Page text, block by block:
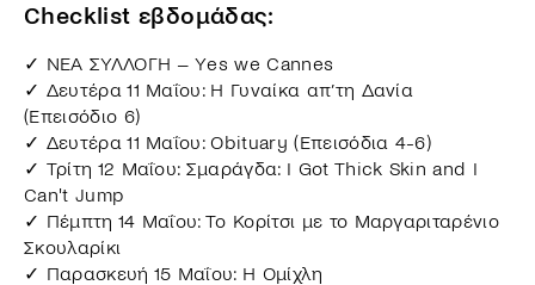
Checklist εβδομάδας:
✓ ΝΕΑ ΣΥΛΛΟΓΗ – Υes we Cannes
✓ Δευτέρα 11 Μαΐου: Η Γυναίκα απ’τη Δανία
(Επεισόδιο 6)
✓ Δευτέρα 11 Μαΐου: Obituary (Επεισόδια 4-6)
✓ Τρίτη 12 Μαΐου: Σμαράγδα: I Got Thick Skin and I
Can't Jump
✓ Πέμπτη 14 Μαΐου: Το Κορίτσι με το Μαργαριταρένιο
Σκουλαρίκι
✓ Παρασκευή 15 Μαΐου: Η Ομίχλη